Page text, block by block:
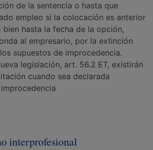
de la sentencia o hasta que
empleo si la colocación es anterior
bien hasta la fecha de la opción,
al empresario, por la extinción
supuestos de improcedencia.
legislación, art. 56.2 ET, existirán
cuando sea declarada
interprofesional